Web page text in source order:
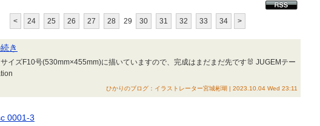
< 24 25 26 27 28 29 30 31 32 33 34 >
き
イズF10号(530mm×455mm)に描いていますので、完成はまだまだ先です🐰 JUGEMテー
ひかりのブログ：イラストレーター宮城彬瑚 | 2023.10.04 Wed 23:11
0001-3